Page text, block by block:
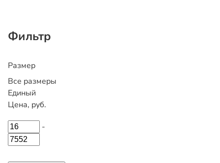
Фильтр
Размер
Все размеры
Единый
Цена, руб.
-